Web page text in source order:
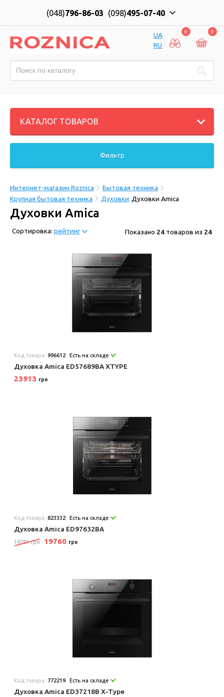
(048)796-86-03 (098)495-07-40
UA
RU
0 0
КАТАЛОГ ТОВАРОВ
Фильтр
Интернет-магазин Roznica
Бытовая техника
Крупная бытовая техника
Духовки Духовки Amica
Духовки Amica
Сортировка: рейтинг Показано 24 товаров из 24
Код товара:996612 Есть на складе
Духовка Amica ED57689BA XTYPE
23913 грн
Код товара:823332 Есть на складе
Духовка Amica ED97632BA
19781 грн 19760 грн
Код товара: 772219 Есть на складе
Духовка Amica ED37218B X-Type